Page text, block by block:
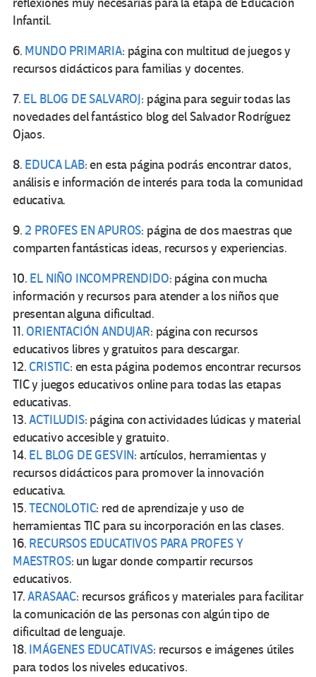
reflexiones muy necesarias para la etapa de Educación
Infantil.
6. MUNDO PRIMARIA: página con multitud de juegos y
recursos didácticos para familias y docentes.
7. EL BLOG DE SALVAROJ: página para seguir todas las
novedades del fantástico blog del Salvador Rodríguez
Ojaos.
8. EDUCA LAB: en esta página podrás encontrar datos,
análisis e información de interés para toda la comunidad
educativa.
9.2 PROFES EN APUROS: página de dos maestras que
comparten fantásticas ideas, recursos y experiencias.
10. EL NIÑO INCOMPRENDIDO: página con mucha
información y recursos para atender a los niños que
presentan alguna dificultad.
11.ORIENTACIÓN ANDUJAR: página con recursos
educativos libres y gratuitos para descargar.
12.CRISTIC: en esta página podemos encontrar recursos
TIC y juegos educativos online para todas las etapas
educativas.
13.ACTILUDIS: página con actividades lúdicas y material
educativo accesible y gratuito.
14. EL BLOG DE GESVIN: artículos, herramientas y
recursos didácticos para promover la innovación
educativa.
15.TECNOLOTIC: red de aprendizaje y uso de
herramientas TIC para su incorporación en las clases.
16. RECURSOS EDUCATIVOS PARA PROFES Y
MAESTROS: un lugar donde compartir recursos
educativos.
17.ARASAAC: recursos gráficos y materiales para facilitar
la comunicación de las personas con algún tipo de
dificultad de lenguaje.
18. IMÁGENES EDUCATIVAS: recursos e imágenes útiles
para todos los niveles educativos.